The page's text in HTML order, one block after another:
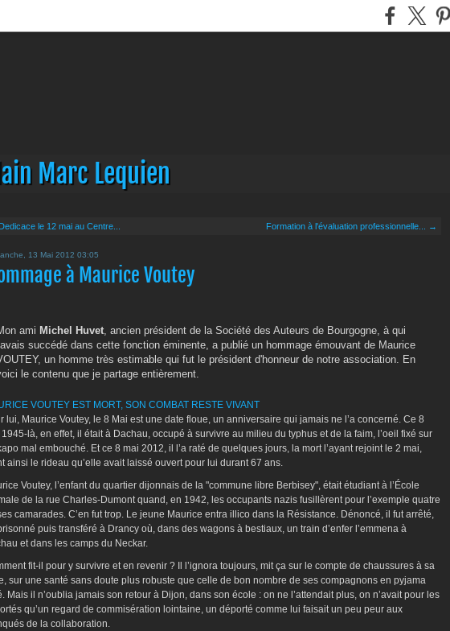
Marc Lequien
le 12 mai au Centre... Formation à l'évaluation professionnelle... →
13 Mai 2012 03:05
à Maurice Voutey
ami Michel Huvet, ancien président de la Société des Auteurs de Bourgogne, à qui
succédé dans cette fonction éminente, a publié un hommage émouvant de Maurice
un homme très estimable qui fut le président d'honneur de notre association. En
le contenu que je partage entièrement.
VOUTEY EST MORT, SON COMBAT RESTE VIVANT
lui, Maurice Voutey, le 8 Mai est une date floue, un anniversaire qui jamais ne l’a concerné. Ce 8
1945-là, en effet, il était à Dachau, occupé à survivre au milieu du typhus et de la faim, l’oeil fixé sur
mal embouché. Et ce 8 mai 2012, il l’a raté de quelques jours, la mort l’ayant rejoint le 2 mai,
ainsi le rideau qu’elle avait laissé ouvert pour lui durant 67 ans.
Voutey, l’enfant du quartier dijonnais de la "commune libre Berbisey", était étudiant à l’École
de la rue Charles-Dumont quand, en 1942, les occupants nazis fusillèrent pour l’exemple quatre
camarades. C’en fut trop. Le jeune Maurice entra illico dans la Résistance. Dénoncé, il fut arrêté,
puis transféré à Drancy où, dans des wagons à bestiaux, un train d’enfer l’emmena à
et dans les camps du Neckar.
fit-il pour y survivre et en revenir ? Il l’ignora toujours, mit ça sur le compte de chaussures à sa
sur une santé sans doute plus robuste que celle de bon nombre de ses compagnons en pyjama
Mais il n’oublia jamais son retour à Dijon, dans son école : on ne l’attendait plus, on n’avait pour les
qu’un regard de commisération lointaine, un déporté comme lui faisait un peu peur aux
de la collaboration.